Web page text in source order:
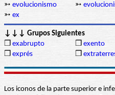
➳ evolucionismo ➳
➳ ex
↓↓↓ Grupos Siguientes
❒ exabrupto ❒ exento
❒ exprés ❒
Los iconos de la parte superior e